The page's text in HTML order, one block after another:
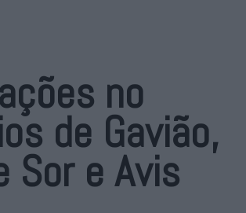
no
de Gavião,
Sor e Avis